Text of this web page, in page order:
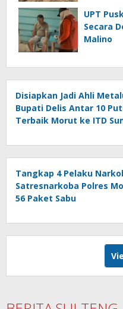
UPT
Secara
Malino
Disiapkan Jadi Ahli
Bupati Delis Antar 10
Terbaik Morut ke ITD
Tangkap 4 Pelaku
Satresnarkoba Polres
56 Paket Sabu